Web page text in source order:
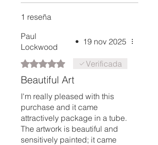
investigaremos de inmediato.
1 reseña
Paul
Lockwood
• 19 nov 2025
Obtuvo 5 de 5 estrellas.Verificada
Beautiful Art
I'm really pleased with this
purchase and it came
attractively package in a tube.
The artwork is beautiful and
sensitively painted; it came